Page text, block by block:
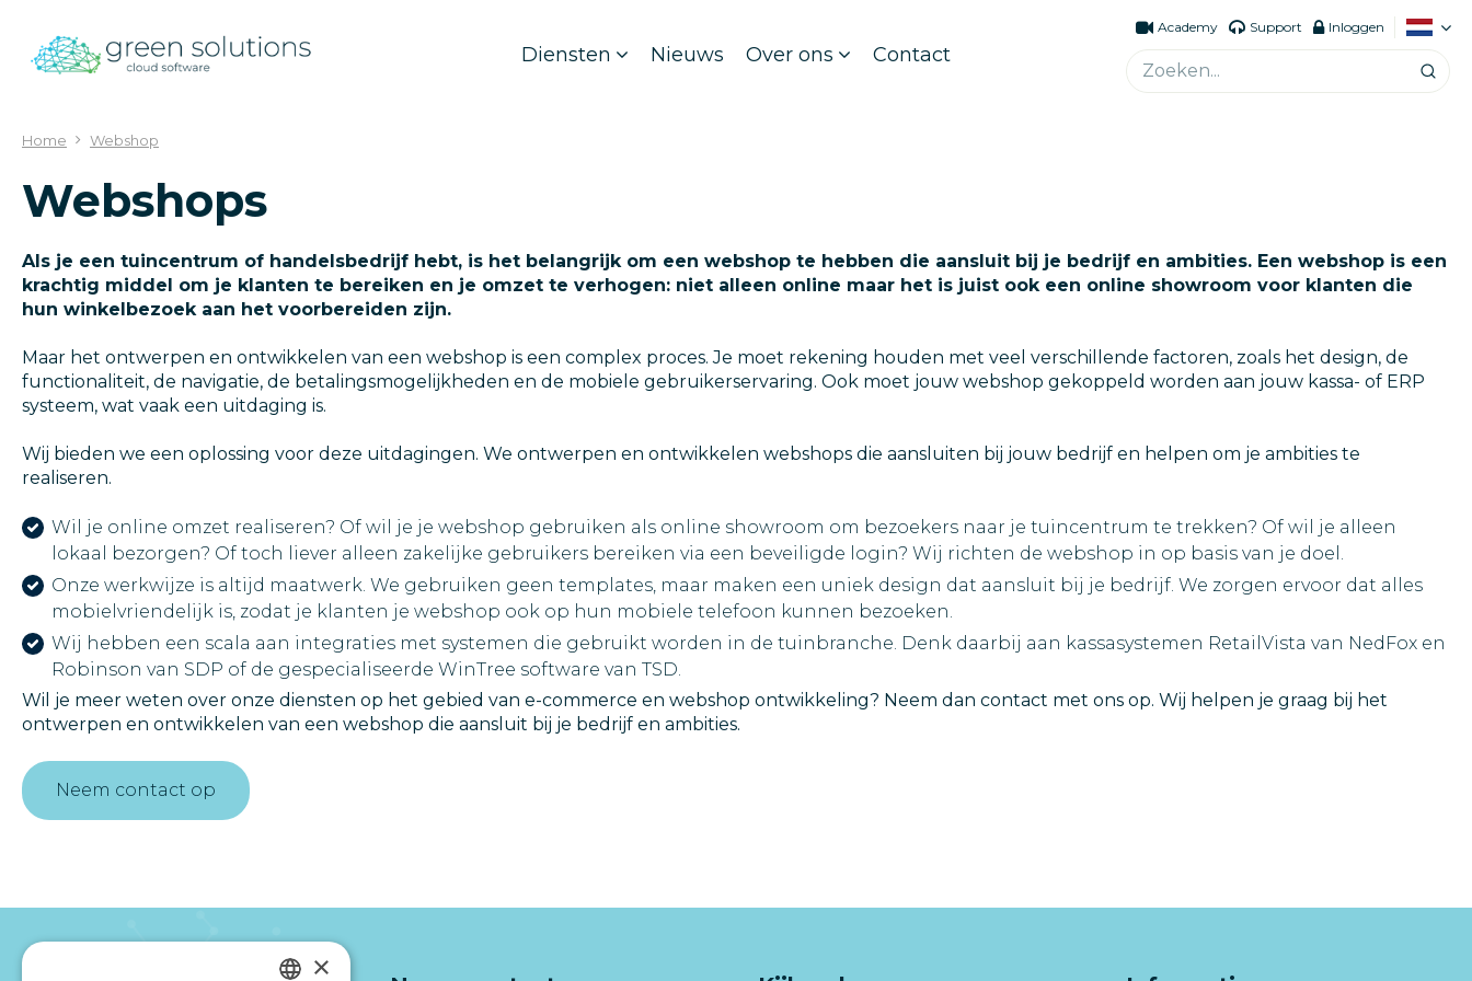
content
Home Webshop
Academy Support Inloggen
Diensten Nieuws Over ons Contact
Webshops
Als je een tuincentrum of handelsbedrijf hebt, is het belangrijk om een webshop te hebben die aansluit bij je bedrijf en ambities. Een webshop is een
krachtig middel om je klanten te bereiken en je omzet te verhogen: niet alleen online maar het is juist ook een online showroom voor klanten die
hun winkelbezoek aan het voorbereiden zijn.
Maar het ontwerpen en ontwikkelen van een webshop is een complex proces. Je moet rekening houden met veel verschillende factoren, zoals het design, de
functionaliteit, de navigatie, de betalingsmogelijkheden en de mobiele gebruikerservaring. Ook moet jouw webshop gekoppeld worden aan jouw kassa- of ERP
systeem, wat vaak een uitdaging is.
Wij bieden we een oplossing voor deze uitdagingen. We ontwerpen en ontwikkelen webshops die aansluiten bij jouw bedrijf en helpen om je ambities te
realiseren.
Wil je online omzet realiseren? Of wil je je webshop gebruiken als online showroom om bezoekers naar je tuincentrum te trekken? Of wil je alleen
lokaal bezorgen? Of toch liever alleen zakelijke gebruikers bereiken via een beveiligde login? Wij richten de webshop in op basis van je doel.
Onze werkwijze is altijd maatwerk. We gebruiken geen templates, maar maken een uniek design dat aansluit bij je bedrijf. We zorgen ervoor dat alles
mobielvriendelijk is, zodat je klanten je webshop ook op hun mobiele telefoon kunnen bezoeken.
Wij hebben een scala aan integraties met systemen die gebruikt worden in de tuinbranche. Denk daarbij aan kassasystemen RetailVista van NedFox en
Robinson van SDP of de gespecialiseerde WinTree software van TSD.
Wil je meer weten over onze diensten op het gebied van e-commerce en webshop ontwikkeling? Neem dan contact met ons op. Wij helpen je graag bij het
ontwerpen en ontwikkelen van een webshop die aansluit bij je bedrijf en ambities.
Neem contact op
×